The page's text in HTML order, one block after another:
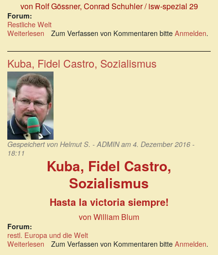
von Rolf Gössner, Conrad Schuhler / isw-spezial 29
Forum:
Restliche Welt
Weiterlesen über
Wo
er
herrührt.
Wozu
er
missbraucht
wird.
Wie
er
zu
überwinden
ist
Zum Verfassen von Kommentaren bitteAnmelden.
Kuba, Fidel Castro, Sozialismus
Gespeichert von Helmut S. - ADMINam 4. Dezember 2016 -
18:11
Kuba, Fidel Castro,
Sozialismus
Hasta la victoria siempre!
von William Blum
Forum:
restl. Europa und die Welt
Weiterlesen über
Zum Verfassen von Kommentaren bitteAnmelden.